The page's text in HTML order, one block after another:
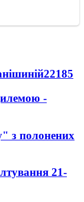
22185
-
з полонених
21-